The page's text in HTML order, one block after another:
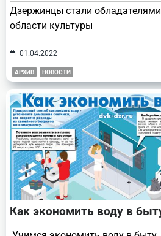
Дзержинцы стали
области культуры
01.04.2022
АРХИВ НОВОСТИ
Как экономить воду в